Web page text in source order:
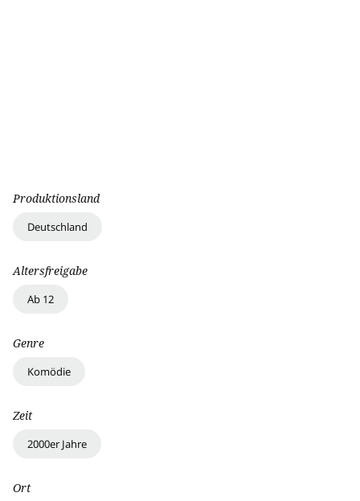
Produktionsland
Deutschland
Altersfreigabe
Ab 12
Genre
Komödie
Zeit
2000er Jahre
Ort